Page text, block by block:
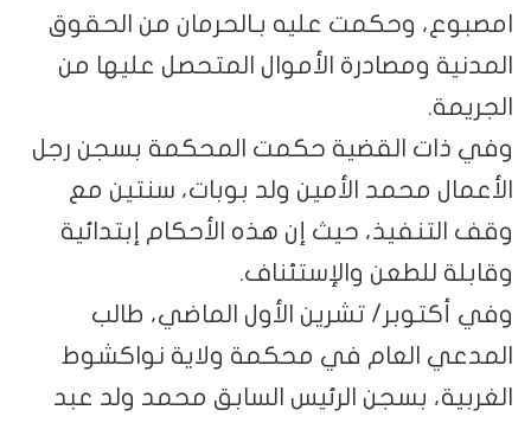
امصبوع، وحكمت عليه بـالحرمان من الحقوق
المدنية ومصادرة الأموال المتحصل عليها من
الجريمة.
وفي ذات القضية حكمت المحكمة بسجن رجل
الأعمال محمد الأمين ولد بوبات، سنتين مع
وقف التنفيذ، حيث إن هذه الأحكام إبتدائية
وقابلة للطعن والإستئناف.
وفي أكتوبر/ تشرين الأول الماضي، طالب
المدعي العام في محكمة ولاية نواكشوط
الغربية، بسجن الرئيس السابق محمد ولد عبد